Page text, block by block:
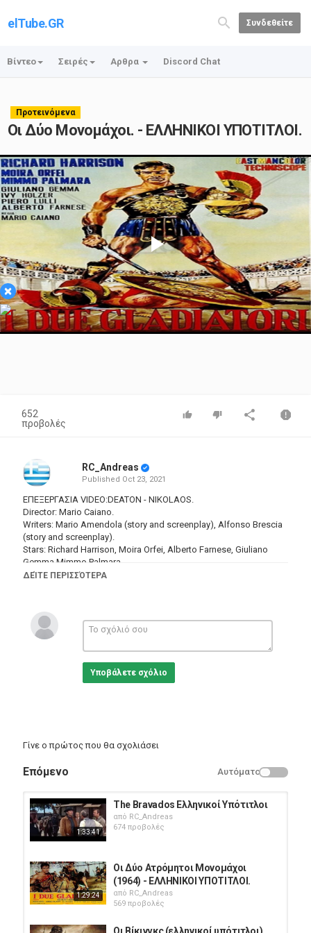
elTube.GR Συνδεθείτε
Βίντεο Σειρές Αρθρα Discord Chat
Προτεινόμενα
Οι Δύο Μονομάχοι. - ΕΛΛΗΝΙΚΟΙ ΥΠΟΤΙΤΛΟΙ.
×
Play
Video
652
προβολές
RC_Andreas
Published Oct 23, 2021
ΕΠΕΞΕΡΓΑΣΙΑ VIDEO:DEATON - NIKOLAOS.
Director: Mario Caiano.
Writers: Mario Amendola (story and screenplay), Alfonso Brescia
(story and screenplay).
Stars: Richard Harrison, Moira Orfei, Alberto Farnese, Giuliano
Gemma,Mimmo Palmara.
ΔΕΊΤΕ ΠΕΡΙΣΣΌΤΕΡΑ
Υποβάλετε σχόλιο
Γίνε ο πρώτος που θα σχολιάσει
Επόμενο Αυτόματο
1:33:41
The Bravados Ελληνικοί Υπότιτλοι
από RC_Andreas
674 προβολές
1:29:24
Οι Δύο Ατρόμητοι Μονομάχοι
(1964) - ΕΛΛΗΝΙΚΟΙ ΥΠΟΤΙΤΛΟΙ.
από RC_Andreas
569 προβολές
Οι Βίκινγκς (ελληνικοί υπότιτλοι)